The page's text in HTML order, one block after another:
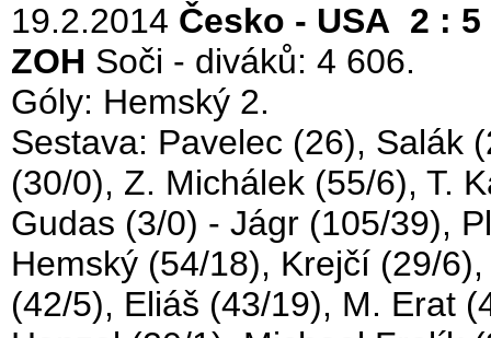
19.2.2014 Česko - USA 2 : 5
ZOH Soči - diváků: 4 606.
Góly: Hemský 2.
Sestava: Pavelec (26), Salák
(30/0), Z. Michálek (55/6), T.
Gudas (3/0) - Jágr (105/39),
Hemský (54/18), Krejčí (29/
(42/5), Eliáš (43/19), M. Erat